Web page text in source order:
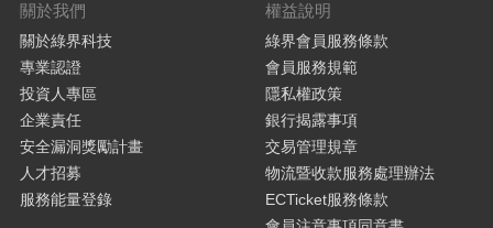
關於我們
關於綠界科技
專業認證
投資人專區
企業責任
安全漏洞獎勵計畫
人才招募
服務能量登錄
權益說明
綠界會員服務條款
會員服務規範
隱私權政策
銀行揭露事項
交易管理規章
物流暨收款服務處理辦法
ECTicket服務條款